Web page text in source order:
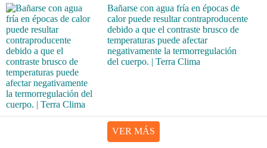
Bañarse con agua fría en épocas de
calor puede resultar contraproducente
debido a que el contraste brusco de
temperaturas puede afectar
negativamente la termorregulación
del cuerpo. | Terra Clima
VER MÁS